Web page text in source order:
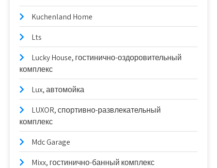
Kuchenland Home
Lts
Lucky House, гостинично-оздоровительный
комплекс
Lux, автомойка
LUXOR, спортивно-развлекательный
комплекс
Mdc Garage
Mixx, гостинично-банный комплекс